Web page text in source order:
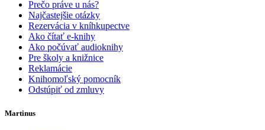
Prečo práve u nás?
Najčastejšie otázky
Rezervácia v kníhkupectve
Ako čítať e-knihy
Ako počúvať audioknihy
Pre školy a knižnice
Reklamácie
Knihomoľský pomocník
Odstúpiť od zmluvy
Martinus